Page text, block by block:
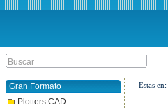
Gran Formato
Plotters CAD
Estas en: